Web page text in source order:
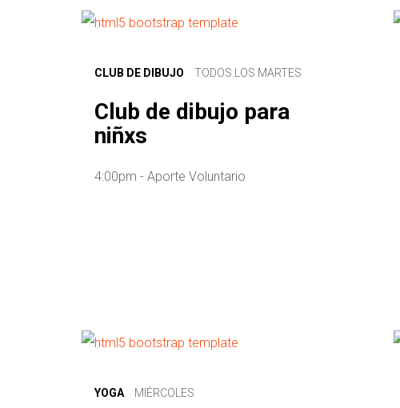
CLUB DE DIBUJO TODOS LOS MARTES
Club de dibujo para
niñxs
4:00pm - Aporte Voluntario
YOGA MIÉRCOLES